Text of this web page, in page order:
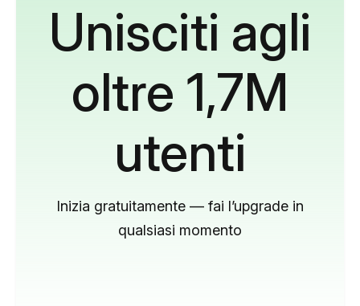
Unisciti agli
oltre 1,7M
utenti
Inizia gratuitamente — fai l’upgrade in
qualsiasi momento